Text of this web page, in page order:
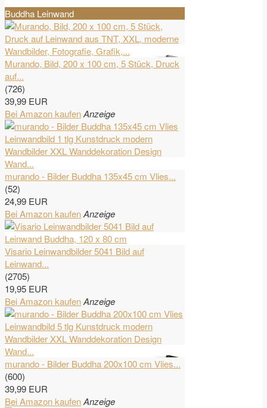
Buddha Leinwand
Murando, Bild, 200 x 100 cm, 5 Stück, Druck
auf...
(726)
39,99 EUR
Bei Amazon kaufenAnzeige
murando - Bilder Buddha 135x45 cm Vlies...
(52)
24,99 EUR
Bei Amazon kaufenAnzeige
Visario Leinwandbilder 5041 Bild auf
Leinwand...
(2705)
19,95 EUR
Bei Amazon kaufenAnzeige
murando - Bilder Buddha 200x100 cm Vlies...
(600)
39,99 EUR
Bei Amazon kaufenAnzeige